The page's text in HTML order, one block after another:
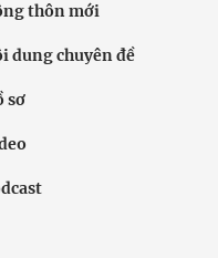
thôn mới
dung chuyên đề
sơ